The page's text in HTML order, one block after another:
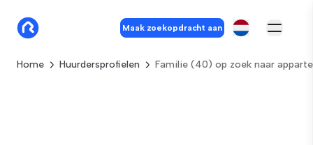
Maak zoekopdracht aan
Home Huurdersprofielen Familie (40) op zoek naar